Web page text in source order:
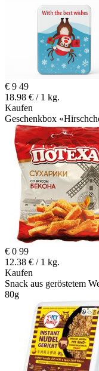
€ 9 49
18.98 € / 1 kg.
Kaufen
Geschenkbox
€ 0 99
12.38 € / 1 kg.
Kaufen
Snack aus geröstetem
80g